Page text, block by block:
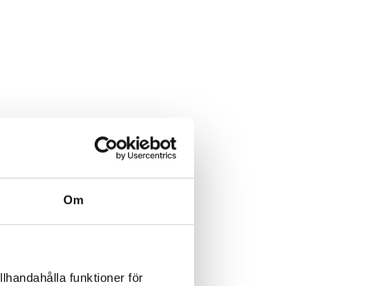
Om
funktioner för